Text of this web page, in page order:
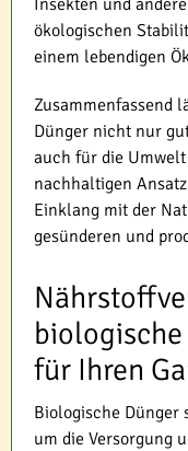
Insekten und
ökologischen
einem lebendigen
Zusammenfassend
Dünger nicht nur
auch für die
nachhaltigen
Einklang mit der
gesünderen und
für Ihren
Biologische Dünger
um die Versorgung